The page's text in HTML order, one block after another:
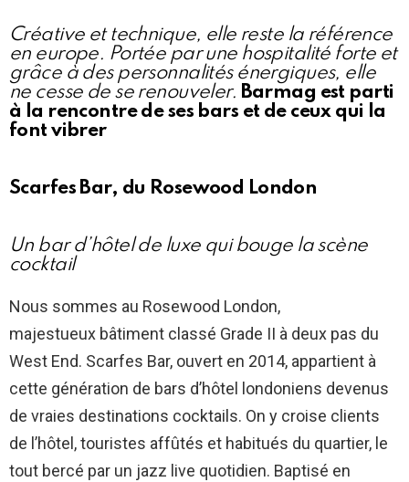
Créative et technique, elle reste la référence
en europe. Portée par une hospitalité forte et
grâce à des personnalités énergiques, elle
ne cesse de se renouveler. Barmag est parti
à la rencontre de ses bars et de ceux qui la
font vibrer
Scarfes Bar, du Rosewood London
Un bar d’hôtel de luxe qui bouge la scène
cocktail
Nous sommes au Rosewood London,
majestueux bâtiment classé Grade II à deux pas du
West End. Scarfes Bar, ouvert en 2014, appartient à
cette génération de bars d’hôtel londoniens devenus
de vraies destinations cocktails. On y croise clients
de l’hôtel, touristes affûtés et habitués du quartier, le
tout bercé par un jazz live quotidien. Baptisé en